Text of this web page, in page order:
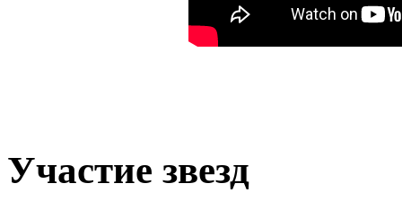
Участие звезд